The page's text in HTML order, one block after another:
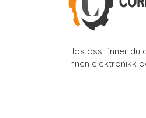
Hos oss finner du
innen elektronikk